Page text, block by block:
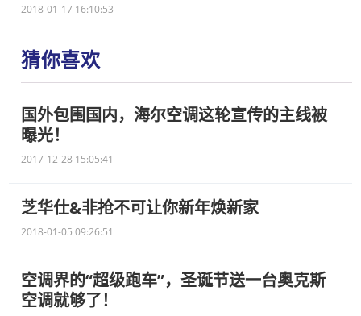
2018-01-17 16:10:53
猜你喜欢
国外包围国内，海尔空调这轮宣传的主线被
曝光！
2017-12-28 15:05:41
芝华仕&非抢不可让你新年焕新家
2018-01-05 09:26:51
空调界的“超级跑车”，圣诞节送一台奥克斯
空调就够了！